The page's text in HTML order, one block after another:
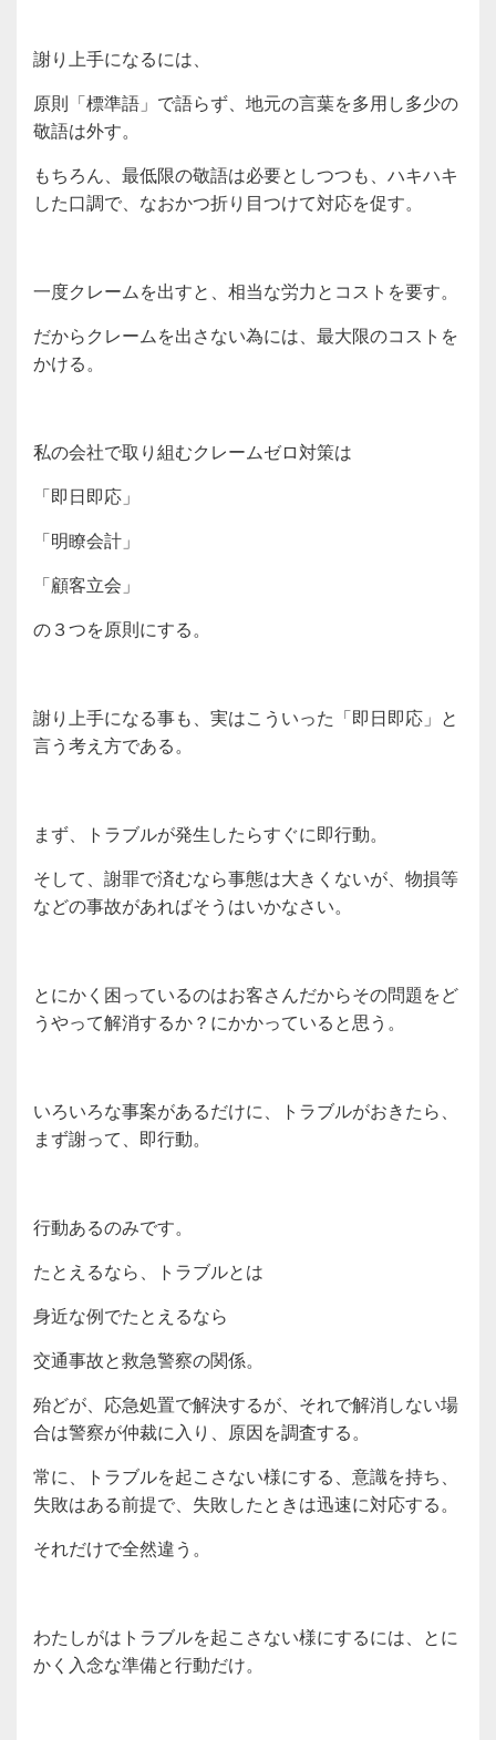
謝り上手になるには、
原則「標準語」で語らず、地元の言葉を多用し多少の
敬語は外す。
もちろん、最低限の敬語は必要としつつも、ハキハキ
した口調で、なおかつ折り目つけて対応を促す。
一度クレームを出すと、相当な労力とコストを要す。
だからクレームを出さない為には、最大限のコストを
かける。
私の会社で取り組むクレームゼロ対策は
「即日即応」
「明瞭会計」
「顧客立会」
の３つを原則にする。
謝り上手になる事も、実はこういった「即日即応」と
言う考え方である。
まず、トラブルが発生したらすぐに即行動。
そして、謝罪で済むなら事態は大きくないが、物損等
などの事故があればそうはいかなさい。
とにかく困っているのはお客さんだからその問題をど
うやって解消するか？にかかっていると思う。
いろいろな事案があるだけに、トラブルがおきたら、
まず謝って、即行動。
行動あるのみです。
たとえるなら、トラブルとは
身近な例でたとえるなら
交通事故と救急警察の関係。
殆どが、応急処置で解決するが、それで解消しない場
合は警察が仲裁に入り、原因を調査する。
常に、トラブルを起こさない様にする、意識を持ち、
失敗はある前提で、失敗したときは迅速に対応する。
それだけで全然違う。
わたしがはトラブルを起こさない様にするには、とに
かく入念な準備と行動だけ。